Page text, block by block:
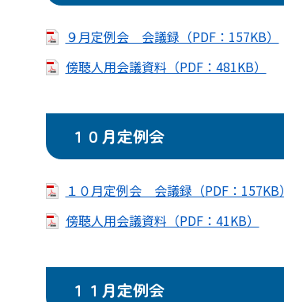
９月定例会 会議録（PDF：157KB）
傍聴人用会議資料（PDF：481KB）
１０月定例会
１０月定例会 会議録（PDF：157KB）
傍聴人用会議資料（PDF：41KB）
１１月定例会